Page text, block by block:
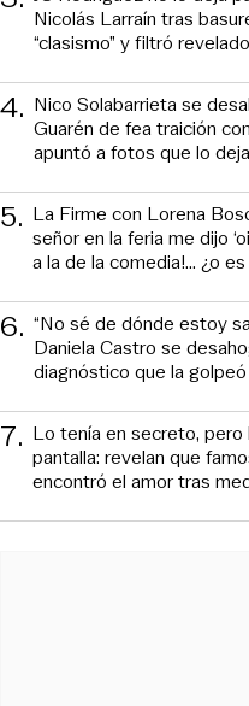
Nicolás Larraín tras
“clasismo” y filtró
4. Nico Solabarrieta se
Guarén de fea traición
apuntó a fotos que lo
5. La Firme con Lorena
señor en la feria me dijo
a la de la comedia!... ¿o es
6. “No sé de dónde estoy
Daniela Castro se
diagnóstico que la golpeó
7. Lo tenía en secreto, pero
pantalla: revelan que
encontró el amor tras